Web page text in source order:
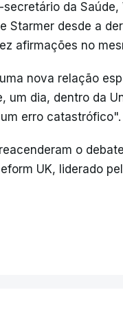
secretário da
Starmer desde a
afirmações no
nova relação
um dia, dentro da
erro catastrófico".
o
UK, liderado